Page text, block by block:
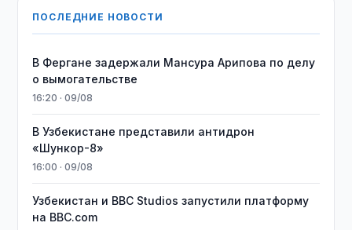
ПОСЛЕДНИЕ НОВОСТИ
В Фергане задержали Мансура Арипова по делу
о вымогательстве
16:20 · 09/08
В Узбекистане представили антидрон
«Шункор-8»
16:00 · 09/08
Узбекистан и BBC Studios запустили платформу
на BBC.com